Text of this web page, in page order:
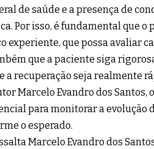
de saúde e a presença de
Por isso, é fundamental que
experiente, que possa avaliar
que a paciente siga
a recuperação seja realmente
Marcelo Evandro dos
para monitorar a
o esperado.
Marcelo Evandro dos